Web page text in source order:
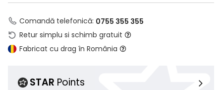
Comandă telefonică: 0755 355 355
Retur simplu si schimb gratuit
Fabricat cu drag în România
STAR Points